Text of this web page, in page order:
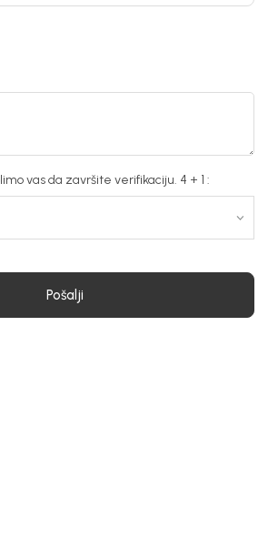
vas da završite verifikaciju. 4 + 1 :
Pošalji